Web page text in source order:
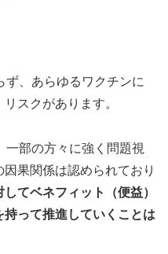
、あらゆるワクチンに
スクがあります。
一部の方々に強く問題視
果関係は認められており
てベネフィット（便益）
って推進していくことは